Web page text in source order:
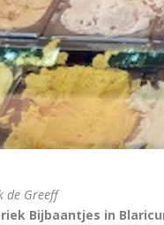
de Greeff
Bijbaantjes in